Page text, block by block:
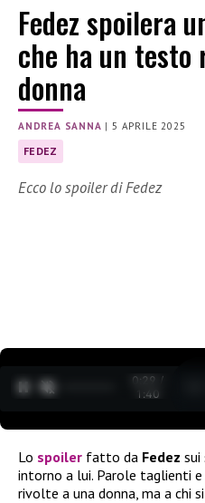
Fedez spoilera
che ha un testo
donna
ANDREA SANNA |5 APRILE 2025
FEDEZ
Ecco lo spoiler di Fedez
0:30 /
1:40
Lo spoiler fatto da Fedez sui
intorno a lui. Parole taglienti
rivolte a una donna, ma a chi